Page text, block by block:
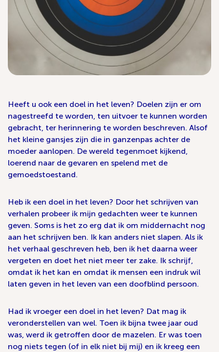
Heeft u ook een doel in het leven? Doelen zijn er om
nagestreefd te worden, ten uitvoer te kunnen worden
gebracht, ter herinnering te worden beschreven. Alsof
het kleine gansjes zijn die in ganzenpas achter de
moeder aanlopen. De wereld tegenmoet kijkend,
loerend naar de gevaren en spelend met de
gemoedstoestand.
Heb ik een doel in het leven? Door het schrijven van
verhalen probeer ik mijn gedachten weer te kunnen
geven. Soms is het zo erg dat ik om middernacht nog
aan het schrijven ben. Ik kan anders niet slapen. Als ik
het verhaal geschreven heb, ben ik het daarna weer
vergeten en doet het niet meer ter zake. Ik schrijf,
omdat ik het kan en omdat ik mensen een indruk wil
laten geven in het leven van een doofblind persoon.
Had ik vroeger een doel in het leven? Dat mag ik
veronderstellen van wel. Toen ik bijna twee jaar oud
was, werd ik getroffen door de mazelen. Er was toen
nog niets tegen (of in elk niet bij mij) en ik kreeg een